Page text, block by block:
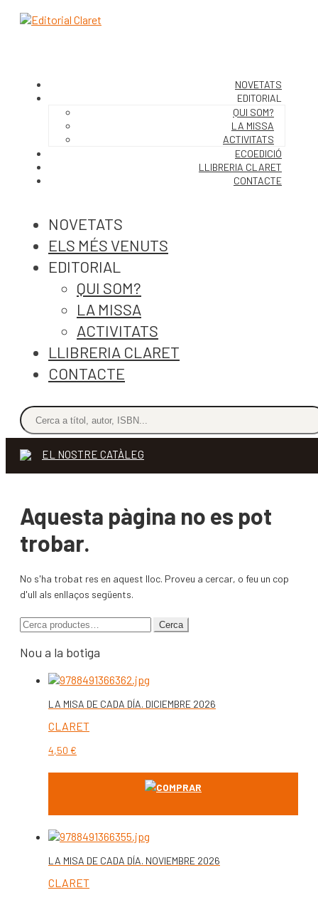
NOVETATS
EDITORIAL
QUI SOM?
LA MISSA
ACTIVITATS
ECOEDICIÓ
LLIBRERIA CLARET
CONTACTE
NOVETATS
ELS MÉS VENUTS
EDITORIAL
QUI SOM?
LA MISSA
ACTIVITATS
LLIBRERIA CLARET
CONTACTE
EL NOSTRE CATÀLEG
Aquesta pàgina no es pot
trobar.
No s'ha trobat res en aquest lloc. Proveu a cercar, o feu un cop
d'ull als enllaços següents.
Cerca: Cerca
Nou a la botiga
LA MISA DE CADA DÍA. DICIEMBRE 2026
CLARET
4,50 €
COMPRAR
LA MISA DE CADA DÍA. NOVIEMBRE 2026
CLARET